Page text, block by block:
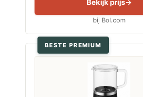
Bekijk prijs
bij Bol.com
BESTE PREMIUM